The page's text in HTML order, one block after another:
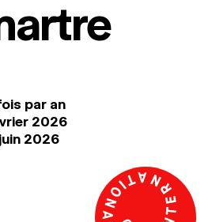
par an
2026
2026